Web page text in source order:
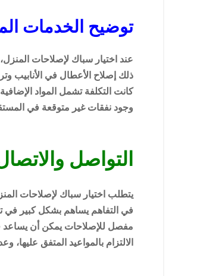
توضيح الخدمات
عند اختيار سباك لإصلاحات
ذلك إصلاح الأعطال في الأنابيب
كانت التكلفة تشمل المواد
وجود نفقات غير متوقعة في
التواصل
يتطلب اختيار سباك لإصلاحات
في التفاهم يساهم بشكل كبير في
مفصل للإصلاحات يمكن أن يساعد
الالتزام بالمواعيد المتفق عليها،